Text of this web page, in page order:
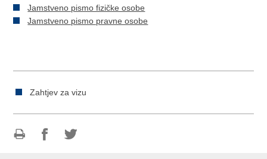
Jamstveno pismo fizičke osobe
Jamstveno pismo pravne osobe
Zahtjev za vizu